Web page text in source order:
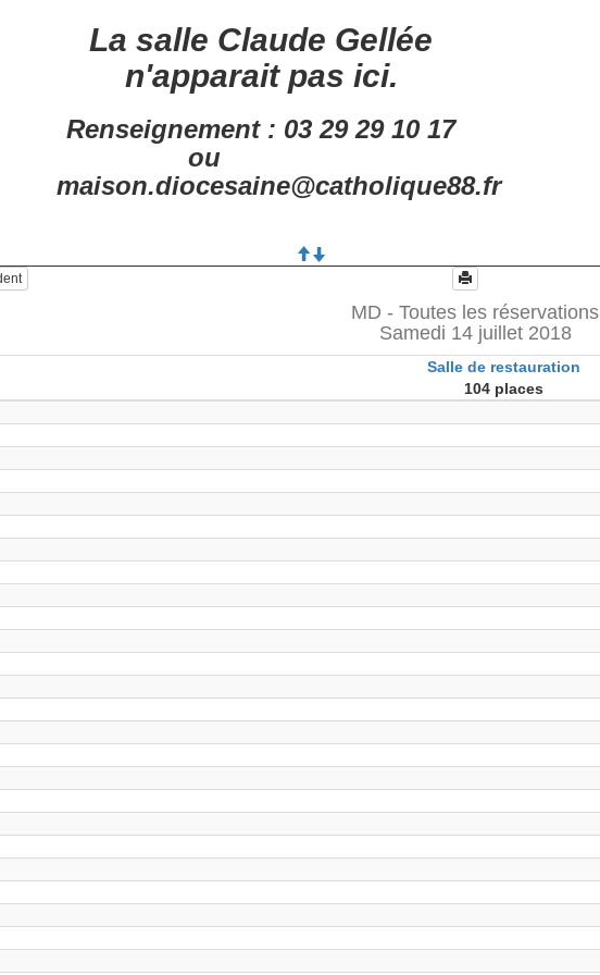
La salle Claude Gellée
n'apparait pas ici.
Renseignement : 03 29 29 10 17
ou
maison.diocesaine@catholique88.fr
Salle de restauration
104 places
MD - Toutes les réservations
Samedi 14 juillet 2018